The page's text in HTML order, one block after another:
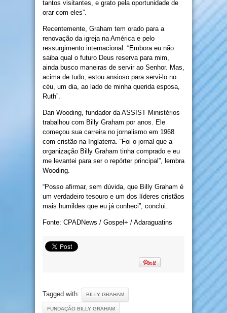
tantos visitantes, e grato pela oportunidade de
orar com eles”.
Recentemente, Graham tem orado para a
renovação da igreja na América e pelo
ressurgimento internacional. “Embora eu não
saiba qual o futuro Deus reserva para mim,
ainda busco maneiras de servir ao Senhor. Mas,
acima de tudo, estou ansioso para servi-lo no
céu, um dia, ao lado de minha querida esposa,
Ruth”.
Dan Wooding, fundador da ASSIST Ministérios
trabalhou com Billy Graham por anos. Ele
começou sua carreira no jornalismo em 1968
com cristão na Inglaterra. “Foi o jornal que a
organização Billy Graham tinha comprado e eu
me levantei para ser o repórter principal”, lembra
Wooding.
“Posso afirmar, sem dúvida, que Billy Graham é
um verdadeiro tesouro e um dos líderes cristãos
mais humildes que eu já conheci”, conclui.
Fonte: CPADNews / Gospel+ / Adaraguatins
Tagged with: BILLY GRAHAM
FUNDAÇÃO BILLY GRAHAM